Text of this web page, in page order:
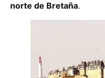
norte de Bretaña.